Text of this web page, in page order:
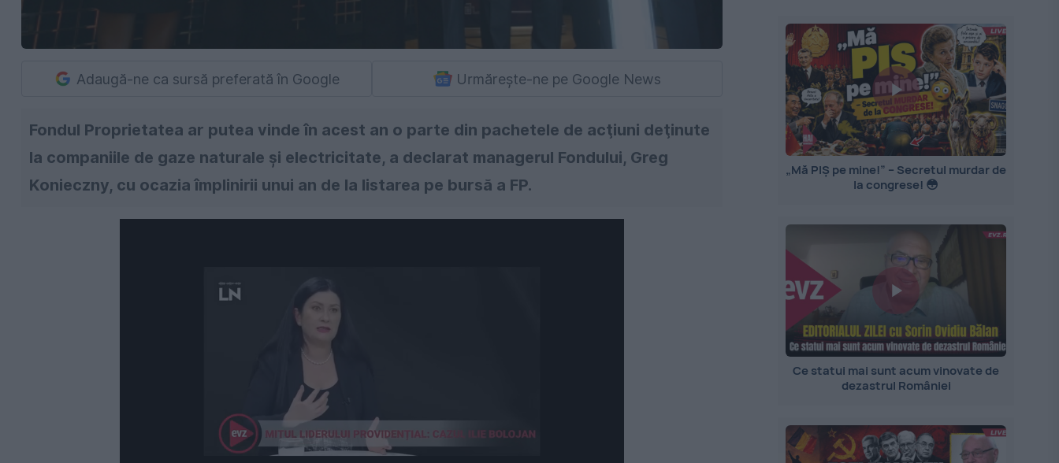
Adaugă-ne ca sursă preferată în Google Urmărește-ne pe Google News
Fondul Proprietatea ar putea vinde în acest an o parte din pachetele de acţiuni deţinute
la companiile de gaze naturale şi electricitate, a declarat managerul Fondului, Greg
Konieczny, cu ocazia împlinirii unui an de la listarea pe bursă a FP.
„Mă PIȘ pe mine!” – Secretul murdar de
la congrese! 😳
Ce statui mai sunt acum vinovate de
dezastrul României